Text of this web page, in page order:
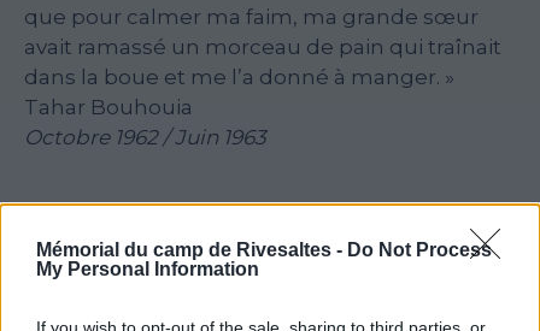
Mémorial du camp de Rivesaltes - Do Not Process
My Personal Information
que pour calmer ma faim, ma grande sœur
avait ramassé un morceau de pain qui traînait
dans la boue et me l’a donné à manger. »
Tahar Bouhouia
Octobre 1962 / Juin 1963
Voir la ressource
Voir la ressource